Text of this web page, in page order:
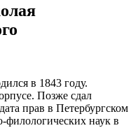
в 1843 году.
Позже сдал
прав в Петербургском
филологических наук в